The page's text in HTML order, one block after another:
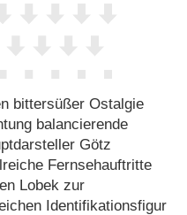
bittersüßer Ostalgie
balancierende
Götz
Fernsehauftritte
Lobek zur
Identifikationsfigur